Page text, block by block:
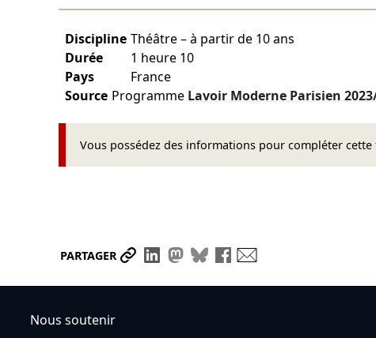
Discipline Théâtre – à partir de 10 ans
Durée
1 heure 10
Pays
France
Source Programme Lavoir Moderne Parisien
Vous possédez des informations pour compléter
PARTAGER Partager le lien
Partager sur LinkedIn
Partager sur Mastodon
Partager sur Bluesky
Partager sur Facebook
Nous soutenir